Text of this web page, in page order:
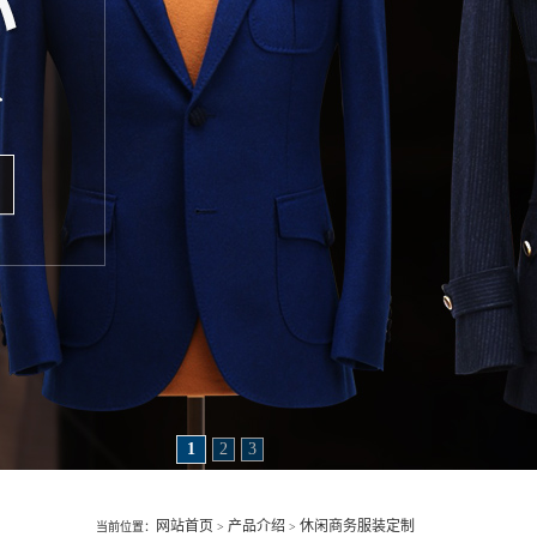
1 2 3
当前位置： 网站首页 > 产品介绍 > 休闲商务服装定制